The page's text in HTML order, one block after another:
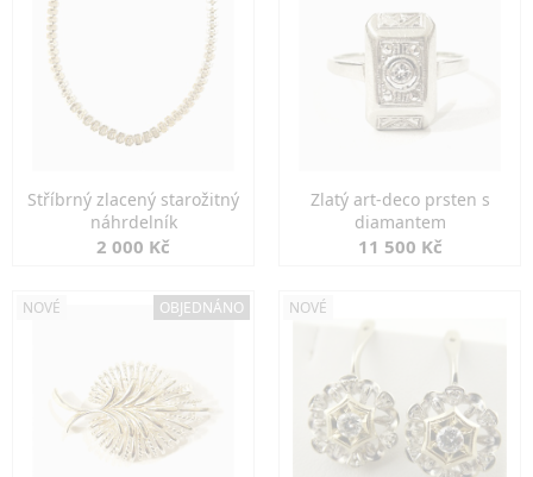
Stříbrný zlacený starožitný
náhrdelník
2 000 Kč
Zlatý art-deco prsten s
diamantem
11 500 Kč
NOVÉ OBJEDNÁNO NOVÉ